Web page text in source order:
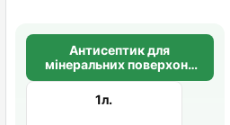
Антисептик для
мінеральних поверхонь
концентрат 1:4 Farbex
1л.